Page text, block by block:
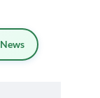
News